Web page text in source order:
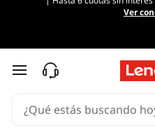
Ver
Ir al contenido principal